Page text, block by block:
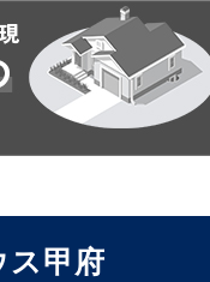
ス甲府